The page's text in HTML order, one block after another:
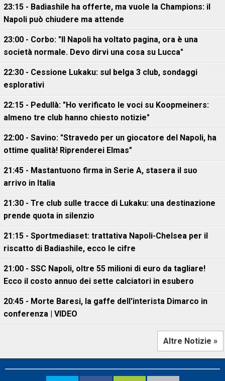
23:15 - Badiashile ha offerte, ma vuole la Champions: il
Napoli può chiudere ma attende
23:00 - Corbo: "Il Napoli ha voltato pagina, ora è una
società normale. Devo dirvi una cosa su Lucca"
22:30 - Cessione Lukaku: sul belga 3 club, sondaggi
esplorativi
22:15 - Pedullà: "Ho verificato le voci su Koopmeiners:
almeno tre club hanno chiesto notizie"
22:00 - Savino: "Stravedo per un giocatore del Napoli, ha
ottime qualità! Riprenderei Elmas"
21:45 - Mastantuono firma in Serie A, stasera il suo
arrivo in Italia
21:30 - Tre club sulle tracce di Lukaku: una destinazione
prende quota in silenzio
21:15 - Sportmediaset: trattativa Napoli-Chelsea per il
riscatto di Badiashile, ecco le cifre
21:00 - SSC Napoli, oltre 55 milioni di euro da tagliare!
Ecco il costo annuo dei sette calciatori in esubero
20:45 - Morte Baresi, la gaffe dell'interista Dimarco in
conferenza | VIDEO
Altre Notizie »